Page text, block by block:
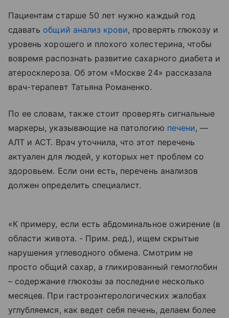
Пациентам старше 50 лет нужно каждый год
сдавать общий анализ крови, проверять глюкозу и
уровень хорошего и плохого холестерина, чтобы
вовремя распознать развитие сахарного диабета и
атеросклероза. Об этом «Москве 24» рассказала
врач-терапевт Татьяна Романенко.
По ее словам, также стоит проверять сигнальные
маркеры, указывающие на патологию печени, —
АЛТ и АСТ. Врач уточнила, что этот перечень
актуален для людей, у которых нет проблем со
здоровьем. Если они есть, перечень анализов
должен определить специалист.
«К примеру, если есть абдоминальное ожирение (в
области живота. - Прим. ред.), ищем скрытые
нарушения углеводного обмена. Смотрим не
просто общий сахар, а гликированный гемоглобин
– содержание глюкозы за последние несколько
месяцев. При гастроэнтерологических жалобах
углубляемся, как ведет себя печень, делаем более